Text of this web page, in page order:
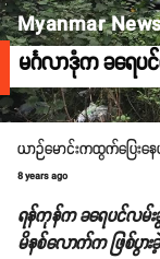
Myanmar
မင်္ဂလာဒုံက ခရေပ
ယာဉ်မောင်းကထွက်ပြေးန
8 years ago
ရန်ကုန်က ခရေပင်လမ်း
မိနစ်လောက်က ဖြစ်ပွား